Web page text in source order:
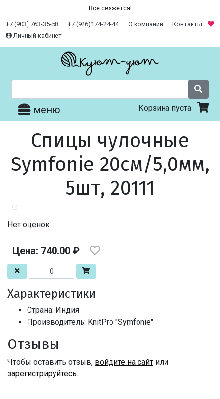
Все свяжется!
+7 (903) 763-35-58 +7 (926)174-24-44 О компании
Контакты
Личный кабинет
меню Корзина пуста
Спицы чулочные
Symfonie 20см/5,0мм,
5шт, 20111
Нет оценок
Цена: 740.00 ₽
Характеристики
Страна: Индия
Производитель: KnitPro "Symfonie"
Отзывы
Чтобы оставить отзыв, войдите на сайт или
зарегистрируйтесь.